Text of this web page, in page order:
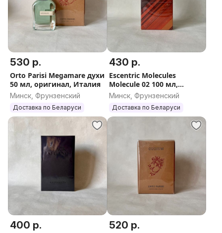
530 р.
Orto Parisi Megamare духи
50 мл, оригинал, Италия
Минск, Фрунзенский
Доставка по Беларуси
430 р.
Escentric Molecules
Molecule 02 100 мл,
оригинал Англия
(Эсцентрик Молекулы
Молекула 02)
Минск, Фрунзенский
Доставка по Беларуси
400 р. 520 р.